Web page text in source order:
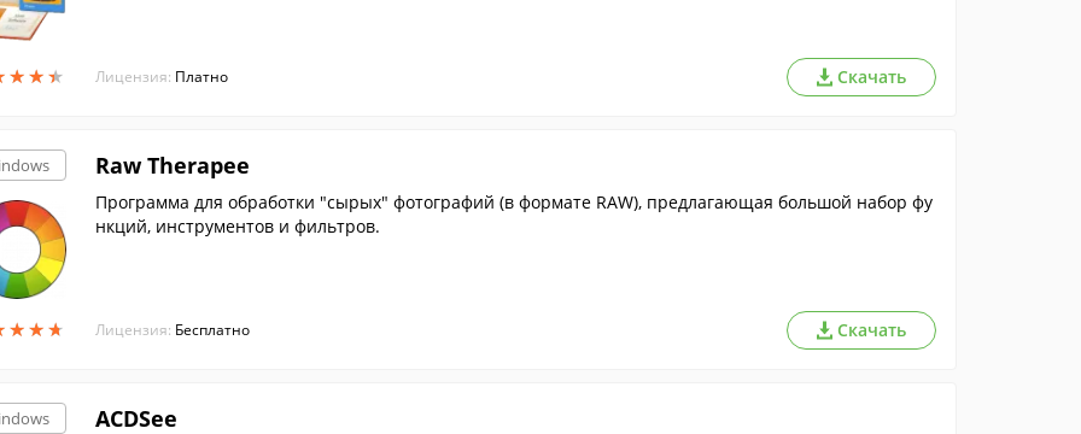
★★★
★★★ Лицензия: Платно Скачать
★★★
★★★
Raw Therapee
Программа для обработки "сырых" фотографий (в формате RAW), предлагающая большой набор фу
нкций, инструментов и фильтров.
Лицензия: Бесплатно Скачать
ACDSee